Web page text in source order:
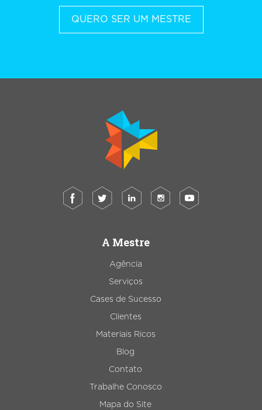
QUERO SER UM MESTRE
A Mestre
Agência
Serviços
Cases de Sucesso
Clientes
Materiais Ricos
Blog
Contato
Trabalhe Conosco
Mapa do Site